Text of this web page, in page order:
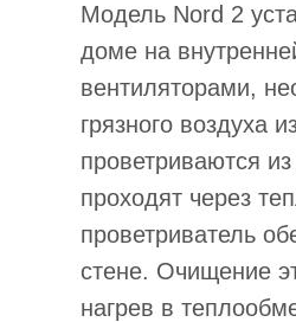
Модель Nord 2
доме на
вентиляторами,
грязного воздуха
проветриваются
проходят через
проветриватель
стене. Очищение
нагрев в